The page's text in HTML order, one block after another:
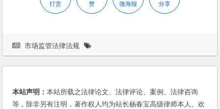
打赏 赞 微海报 分享
市场监管法律法规
本站声明：本站所载之法律论文、法律评论、案例、法律咨询
等，除非另有注明，著作权人均为站长杨春宝高级律师本人。欢